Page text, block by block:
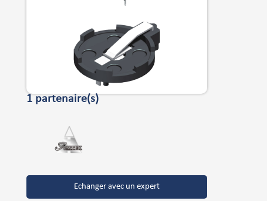
1 partenaire(s)
Echanger avec un expert